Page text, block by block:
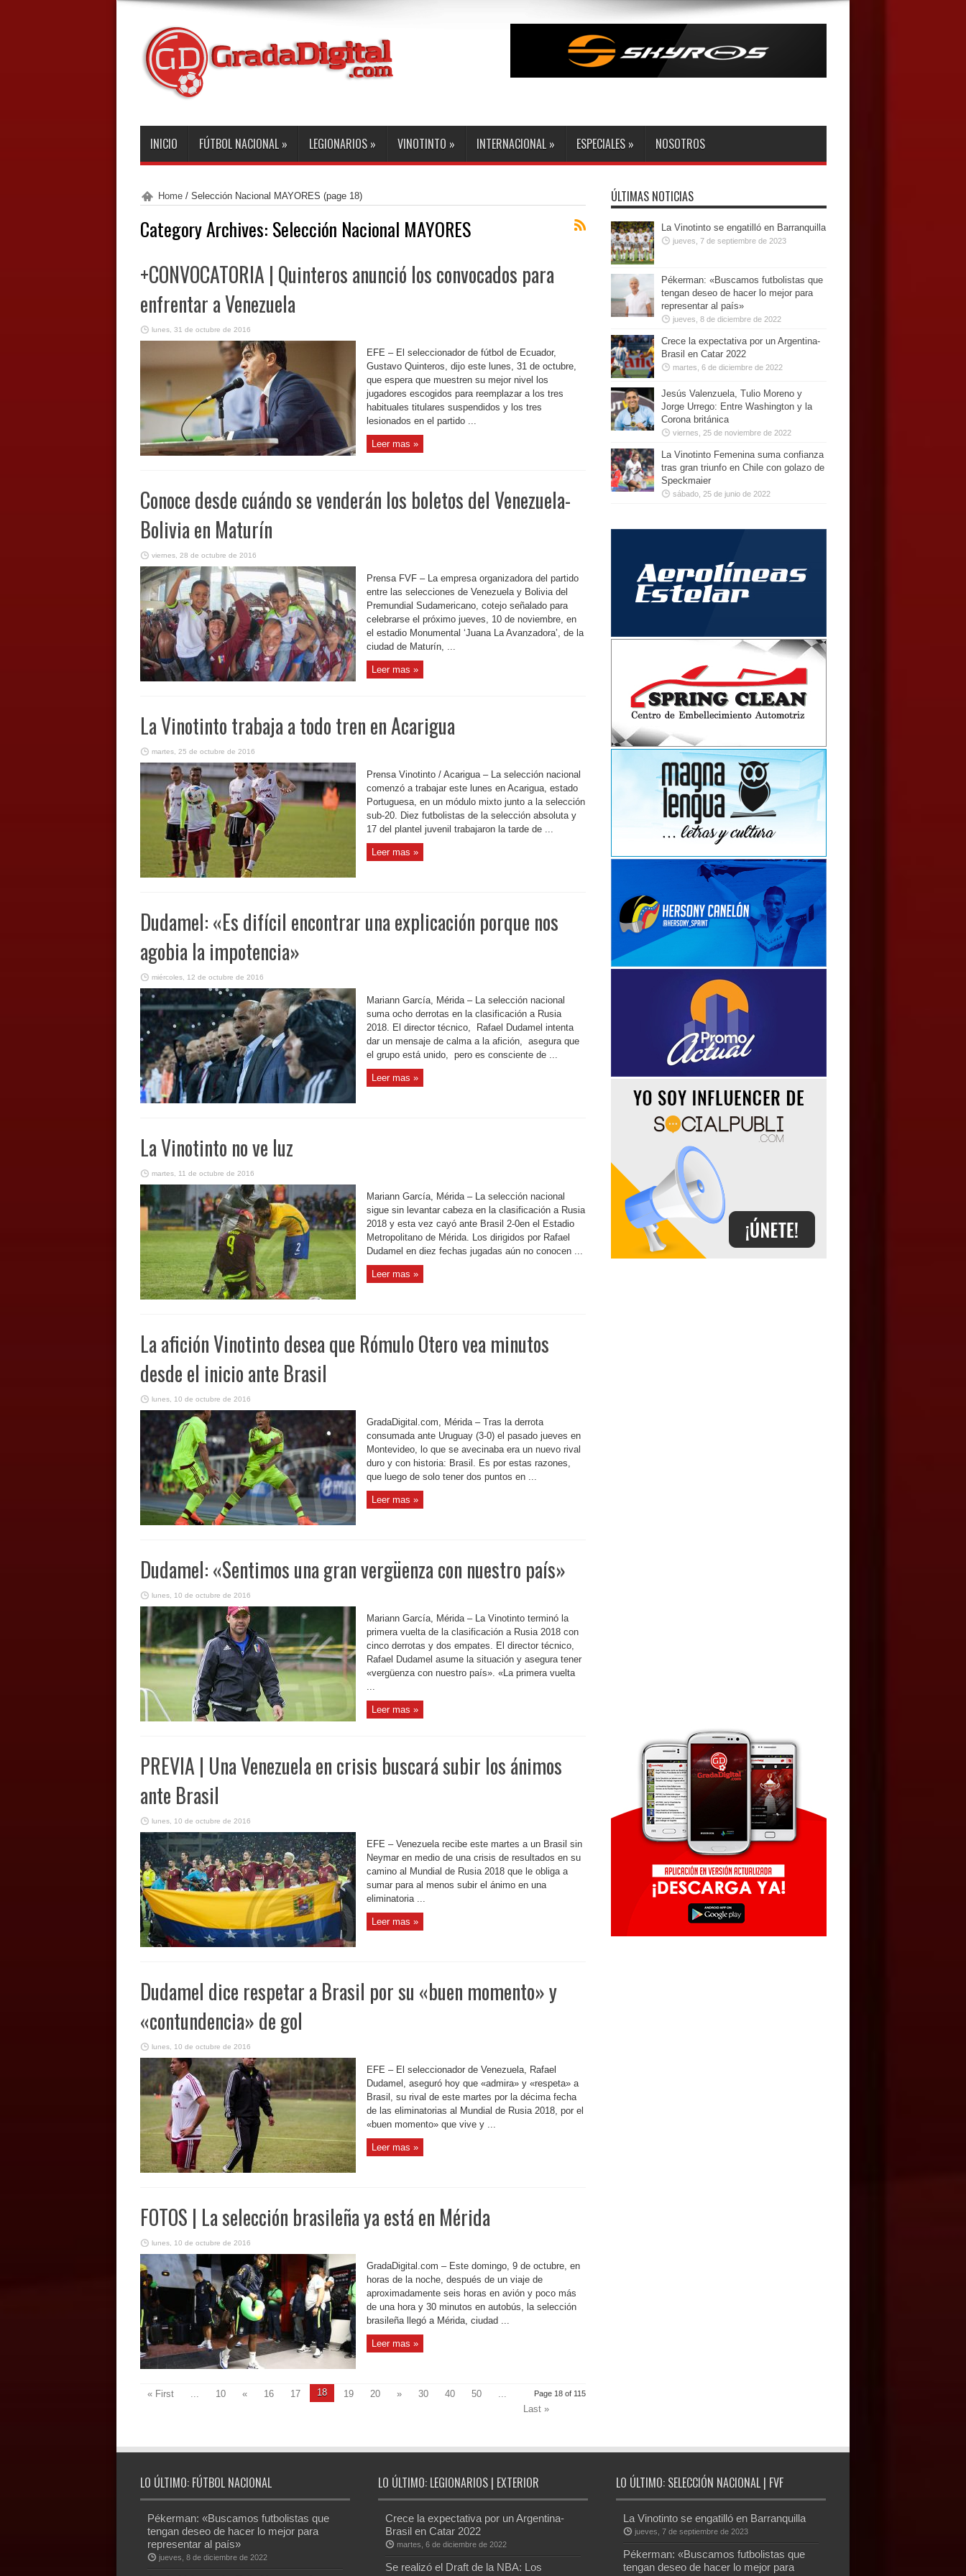
INICIO FÚTBOL NACIONAL » LEGIONARIOS » VINOTINTO » INTERNACIONAL » ESPECIALES » NOSOTROS
Home/ Selección Nacional MAYORES (page 18)
Category Archives: Selección Nacional MAYORES
+CONVOCATORIA | Quinteros anunció los convocados para
enfrentar a Venezuela
lunes, 31 de octubre de 2016
EFE – El seleccionador de fútbol de Ecuador,
Gustavo Quinteros, dijo este lunes, 31 de octubre,
que espera que muestren su mejor nivel los
jugadores escogidos para reemplazar a los tres
habituales titulares suspendidos y los tres
lesionados en el partido ...
Leer mas »
Conoce desde cuándo se venderán los boletos del Venezuela-
Bolivia en Maturín
viernes, 28 de octubre de 2016
Prensa FVF – La empresa organizadora del partido
entre las selecciones de Venezuela y Bolivia del
Premundial Sudamericano, cotejo señalado para
celebrarse el próximo jueves, 10 de noviembre, en
el estadio Monumental ‘Juana La Avanzadora’, de la
ciudad de Maturín, ...
Leer mas »
La Vinotinto trabaja a todo tren en Acarigua
martes, 25 de octubre de 2016
Prensa Vinotinto / Acarigua – La selección nacional
comenzó a trabajar este lunes en Acarigua, estado
Portuguesa, en un módulo mixto junto a la selección
sub-20. Diez futbolistas de la selección absoluta y
17 del plantel juvenil trabajaron la tarde de ...
Leer mas »
Dudamel: «Es difícil encontrar una explicación porque nos
agobia la impotencia»
miércoles, 12 de octubre de 2016
Mariann García, Mérida – La selección nacional
suma ocho derrotas en la clasificación a Rusia
2018. El director técnico, Rafael Dudamel intenta
dar un mensaje de calma a la afición, asegura que
el grupo está unido, pero es consciente de ...
Leer mas »
La Vinotinto no ve luz
martes, 11 de octubre de 2016
Mariann García, Mérida – La selección nacional
sigue sin levantar cabeza en la clasificación a Rusia
2018 y esta vez cayó ante Brasil 2-0en el Estadio
Metropolitano de Mérida. Los dirigidos por Rafael
Dudamel en diez fechas jugadas aún no conocen ...
Leer mas »
La afición Vinotinto desea que Rómulo Otero vea minutos
desde el inicio ante Brasil
lunes, 10 de octubre de 2016
GradaDigital.com, Mérida – Tras la derrota
consumada ante Uruguay (3-0) el pasado jueves en
Montevideo, lo que se avecinaba era un nuevo rival
duro y con historia: Brasil. Es por estas razones,
que luego de solo tener dos puntos en ...
Leer mas »
Dudamel: «Sentimos una gran vergüenza con nuestro país»
lunes, 10 de octubre de 2016
Mariann García, Mérida – La Vinotinto terminó la
primera vuelta de la clasificación a Rusia 2018 con
cinco derrotas y dos empates. El director técnico,
Rafael Dudamel asume la situación y asegura tener
«vergüenza con nuestro país». «La primera vuelta
Leer mas »
PREVIA | Una Venezuela en crisis buscará subir los ánimos
ante Brasil
lunes, 10 de octubre de 2016
EFE – Venezuela recibe este martes a un Brasil sin
Neymar en medio de una crisis de resultados en su
camino al Mundial de Rusia 2018 que le obliga a
sumar para al menos subir el ánimo en una
eliminatoria ...
Leer mas »
Dudamel dice respetar a Brasil por su «buen momento» y
«contundencia» de gol
lunes, 10 de octubre de 2016
EFE – El seleccionador de Venezuela, Rafael
Dudamel, aseguró hoy que «admira» y «respeta» a
Brasil, su rival de este martes por la décima fecha
de las eliminatorias al Mundial de Rusia 2018, por el
«buen momento» que vive y ...
Leer mas »
FOTOS | La selección brasileña ya está en Mérida
lunes, 10 de octubre de 2016
GradaDigital.com – Este domingo, 9 de octubre, en
horas de la noche, después de un viaje de
aproximadamente seis horas en avión y poco más
de una hora y 30 minutos en autobús, la selección
brasileña llegó a Mérida, ciudad ...
Leer mas »
Page 18 of 115
« First ... 10 « 16 17 18 19 20 » 30 40 50
...
Last »
ÚLTIMAS NOTICIAS
La Vinotinto se engatilló en Barranquilla
jueves, 7 de septiembre de 2023
Pékerman: «Buscamos futbolistas que
tengan deseo de hacer lo mejor para
representar al país»
jueves, 8 de diciembre de 2022
Crece la expectativa por un Argentina-
Brasil en Catar 2022
martes, 6 de diciembre de 2022
Jesús Valenzuela, Tulio Moreno y
Jorge Urrego: Entre Washington y la
Corona británica
viernes, 25 de noviembre de 2022
La Vinotinto Femenina suma confianza
tras gran triunfo en Chile con golazo de
Speckmaier
sábado, 25 de junio de 2022
LO ÚLTIMO: FÚTBOL NACIONAL
Pékerman: «Buscamos futbolistas que
tengan deseo de hacer lo mejor para
representar al país»
jueves, 8 de diciembre de 2022
LO ÚLTIMO: LEGIONARIOS | EXTERIOR
Crece la expectativa por un Argentina-
Brasil en Catar 2022
martes, 6 de diciembre de 2022
Se realizó el Draft de la NBA: Los
LO ÚLTIMO: SELECCIÓN NACIONAL | FVF
La Vinotinto se engatilló en Barranquilla
jueves, 7 de septiembre de 2023
Pékerman: «Buscamos futbolistas que
tengan deseo de hacer lo mejor para